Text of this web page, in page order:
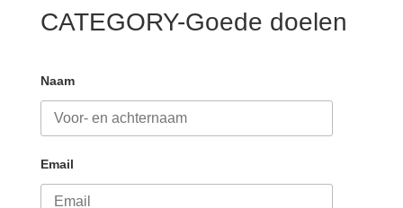
CATEGORY-Goede doelen
Naam
Email